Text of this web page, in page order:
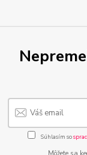
Súhlasím so